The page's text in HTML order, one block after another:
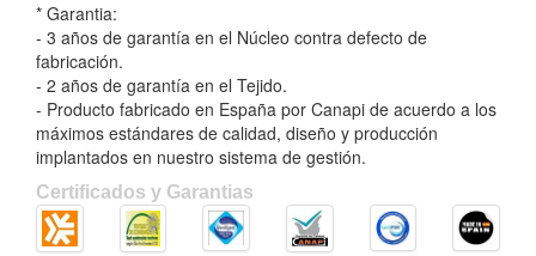
* Garantia:
- 3 años de garantía en el Núcleo contra defecto de
fabricación.
- 2 años de garantía en el Tejido.
- Producto fabricado en España por Canapi de acuerdo a los
máximos estándares de calidad, diseño y producción
implantados en nuestro sistema de gestión.
Certificados y Garantias